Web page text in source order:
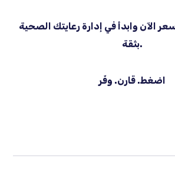
الآن وابدأ في إدارة رعايتك الصحية
بثقة.
اضغط. قارن. وفّر